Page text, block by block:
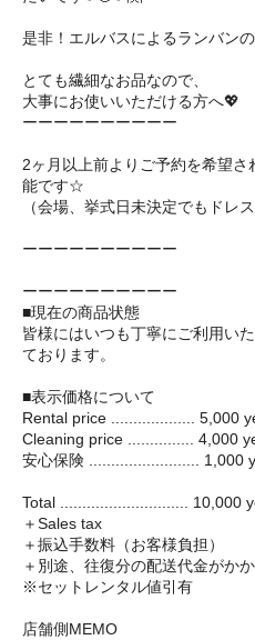
是非！エルバスによるランバン
とても繊細なお品なので、
大事にお使いいただける方へ💖
ーーーーーーーーーー
2ヶ月以上前よりご予約を希望
能です☆
（会場、挙式日未決定でもドレ
ーーーーーーーーーー
ーーーーーーーーーー
■現在の商品状態
皆様にはいつも丁寧にご利用い
ております。
■表示価格について
Rental price ................... 5,000
Cleaning price ............... 4,000
安心保険 ......................... 1,000
Total ............................. 10,000
＋Sales tax
＋振込手数料（お客様負担）
＋別途、往復分の配送代金がかか
※セットレンタル値引有
店舗側MEMO